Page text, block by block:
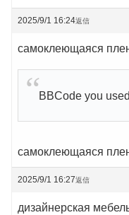
2025/9/1 16:24返信
самоклеющаяся
BBCode you
самоклеющаяся
2025/9/1 16:27返信
дизайнерская